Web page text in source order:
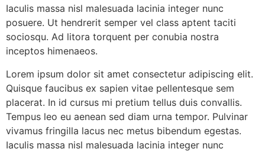
Iaculis massa nisl malesuada lacinia integer nunc
posuere. Ut hendrerit semper vel class aptent taciti
sociosqu. Ad litora torquent per conubia nostra
inceptos himenaeos.
Lorem ipsum dolor sit amet consectetur adipiscing elit.
Quisque faucibus ex sapien vitae pellentesque sem
placerat. In id cursus mi pretium tellus duis convallis.
Tempus leo eu aenean sed diam urna tempor. Pulvinar
vivamus fringilla lacus nec metus bibendum egestas.
Iaculis massa nisl malesuada lacinia integer nunc